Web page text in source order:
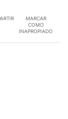
MARCAR
COMO
INAPROPIADO